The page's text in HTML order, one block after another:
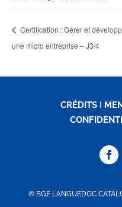
Certification : Gérer et
une micro entreprise – J3/4
CRÉDITS I
© BGE LANGUEDOC